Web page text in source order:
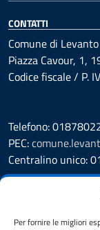
Per fornire le migliori
CONTATTI
Comune di Levanto
Piazza Cavour, 1,
Codice fiscale / P.
Telefono:
PEC:
Centralino unico:
Prenotazione
Segnalazione